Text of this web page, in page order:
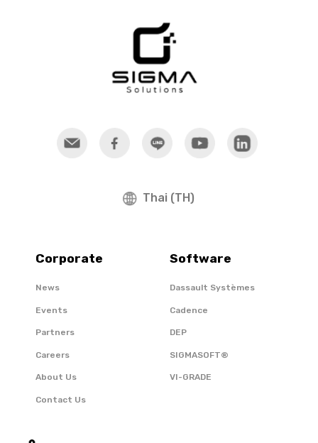
Thai (TH)
Corporate
News
Events
Partners
Careers
About Us
Contact Us
Software
Dassault Systèmes
Cadence
DEP
SIGMASOFT®
VI-GRADE